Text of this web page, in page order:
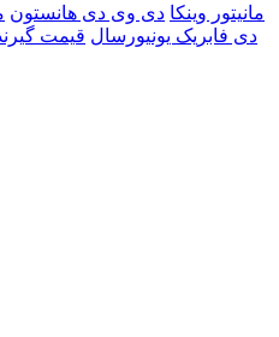
مانیتور وینکا دی وی دی هانستون
دی فابریک یونیورسال قیمت